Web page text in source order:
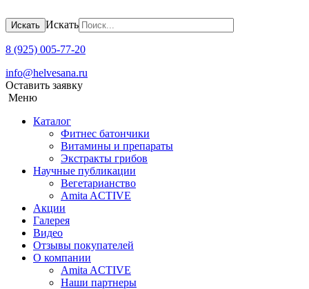
Искать Искать
8 (925) 005-77-20
info@helvesana.ru
Оставить заявку
Меню
Каталог
Фитнес батончики
Витамины и препараты
Экстракты грибов
Научные публикации
Вегетарианство
Amita ACTIVE
Акции
Галерея
Видео
Отзывы покупателей
О компании
Amita ACTIVЕ
Наши партнеры